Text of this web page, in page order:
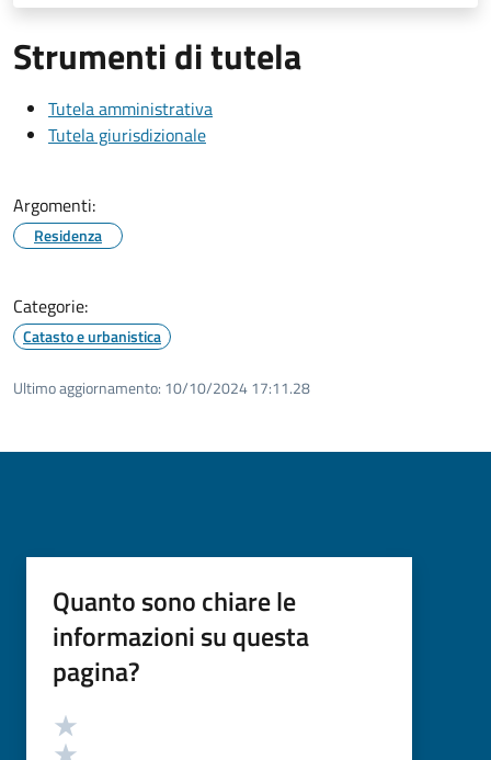
Strumenti di tutela
Tutela amministrativa
Tutela giurisdizionale
Argomenti:
Residenza
Categorie:
Catasto e urbanistica
Ultimo aggiornamento: 10/10/2024 17:11.28
Quanto sono chiare le
informazioni su questa
pagina?
Valutazione